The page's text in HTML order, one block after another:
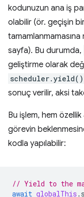
kodunuzun ana iş
olabilir (ör. geçişin
sayfa). Bu durumda,
geliştirme olarak
scheduler.yield()
sonuç verilir, aksi
Bu işlem, hem
görevin
kodla yapılabilir:
// Yield to the
await globalThis .